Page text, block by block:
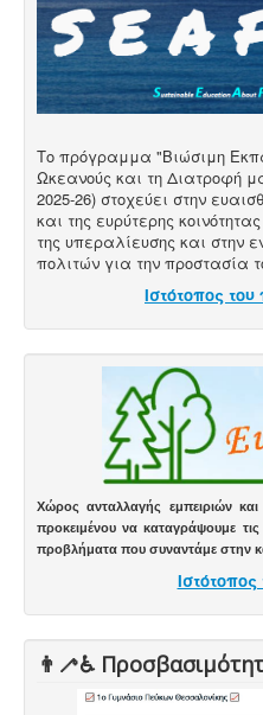
Το πρόγραμμα "Βιώσιμη
Ωκεανούς και τη Διατροφή
2025-26) στοχεύει στην
και της ευρύτερης
της υπεραλίευσης και στην
πολιτών για την προστασία
Ιστότοπος
Χώρος ανταλλαγής εμπειριών
προκειμένου να καταγράψουμε
προβλήματα που συναντάμε στην
👨‍🦯♿️